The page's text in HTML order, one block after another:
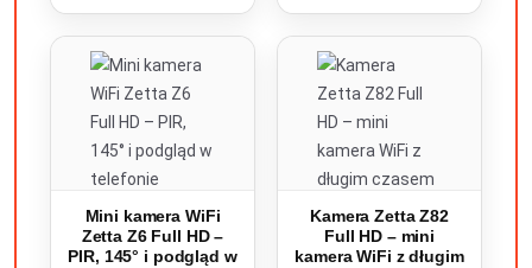
Mini kamera WiFi
Zetta Z6 Full HD –
PIR, 145° i podgląd w
Kamera Zetta Z82
Full HD – mini
kamera WiFi z długim